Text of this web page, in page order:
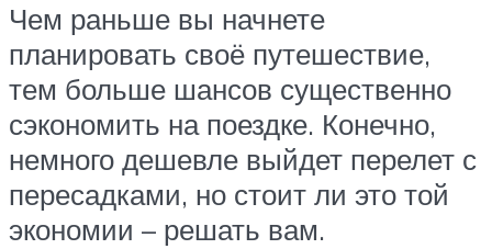
Чем раньше вы начнете
планировать своё путешествие,
тем больше шансов существенно
сэкономить на поездке. Конечно,
немного дешевле выйдет перелет с
пересадками, но стоит ли это той
экономии – решать вам.